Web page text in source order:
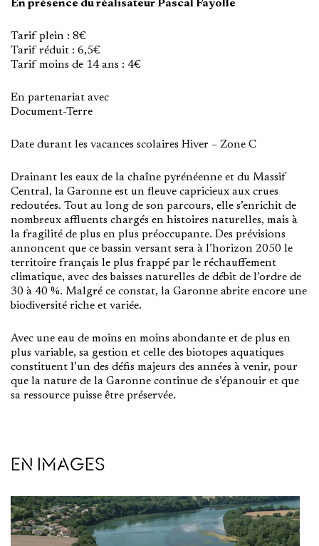
En présence du réalisateur Pascal Fayolle
Tarif plein : 8€
Tarif réduit : 6,5€
Tarif moins de 14 ans : 4€
En partenariat avec
Document-Terre
Date durant les vacances scolaires Hiver – Zone C
Drainant les eaux de la chaîne pyrénéenne et du Massif
Central, la Garonne est un fleuve capricieux aux crues
redoutées. Tout au long de son parcours, elle s’enrichit de
nombreux affluents chargés en histoires naturelles, mais à
la fragilité de plus en plus préoccupante. Des prévisions
annoncent que ce bassin versant sera à l’horizon 2050 le
territoire français le plus frappé par le réchauffement
climatique, avec des baisses naturelles de débit de l’ordre de
30 à 40 %. Malgré ce constat, la Garonne abrite encore une
biodiversité riche et variée.
Avec une eau de moins en moins abondante et de plus en
plus variable, sa gestion et celle des biotopes aquatiques
constituent l’un des défis majeurs des années à venir, pour
que la nature de la Garonne continue de s’épanouir et que
sa ressource puisse être préservée.
EN IMAGES